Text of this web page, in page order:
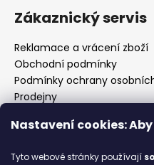
Nastavení cookies:
Tyto webové stránky používají
Zákaznický servis
Reklamace a vrácení zboží
Obchodní podmínky
Podmínky ochrany
Prodejny
Značky